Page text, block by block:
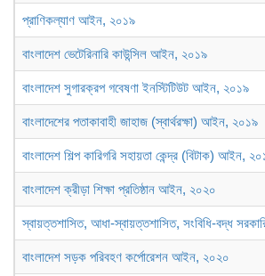
প্রাণিকল্যাণ আইন, ২০১৯
বাংলাদেশ ভেটেরিনারি কাউন্সিল আইন, ২০১৯
বাংলাদেশ সুগারক্রপ গবেষণা ইনস্টিটিউট আইন, ২০১৯
বাংলাদেশের পতাকাবাহী জাহাজ (স্বার্থরক্ষা) আইন, ২০১৯
বাংলাদেশ শিল্প কারিগরি সহায়তা কেন্দ্র (বিটাক) আইন,
বাংলাদেশ ক্রীড়া শিক্ষা প্রতিষ্ঠান আইন, ২০২০
স্বায়ত্তশাসিত, আধা-স্বায়ত্তশাসিত, সংবিধি-বদ্ধ
বাংলাদেশ সড়ক পরিবহণ কর্পোরেশন আইন, ২০২০